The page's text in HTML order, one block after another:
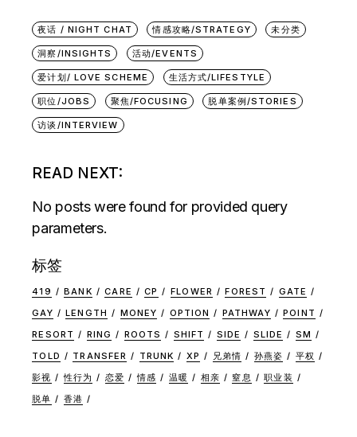
夜话 / NIGHT CHAT 情感攻略/STRATEGY 未分类
洞察/INSIGHTS 活动/EVENTS
爱计划/ LOVE SCHEME 生活方式/LIFESTYLE
职位/JOBS 聚焦/FOCUSING 脱单案例/STORIES
访谈/INTERVIEW
READ NEXT:
No posts were found for provided query
parameters.
标签
419 BANK CARE CP FLOWER FOREST
GATE
GAY
LENGTH MONEY OPTION PATHWAY
POINT
RESORT
RING ROOTS SHIFT SIDE SLIDE
SM
TOLD
TRANSFER TRUNK XP 兄弟情 孙燕姿
平权
影视
性行为 恋爱 情感 温暖 相亲 窒息
职业装
脱单
香港